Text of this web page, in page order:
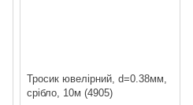
Тросик ювелірний, d=0.38мм,
срібло, 10м (4905)